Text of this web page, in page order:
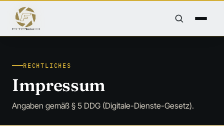
RECHTLICHES
Impressum
Angaben gemäß § 5 DDG (Digitale-Dienste-Gesetz).